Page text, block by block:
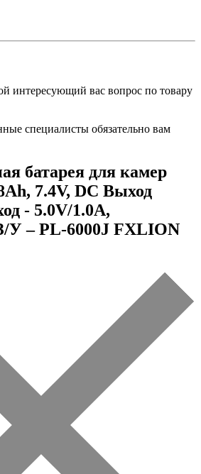
интересующий вас вопрос по товару
специалисты обязательно вам
батарея для камер
7.4V, DC Выход
- 5.0V/1.0A,
У – PL-6000J FXLION